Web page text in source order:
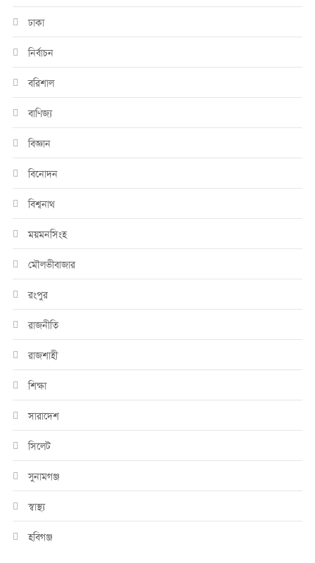
ঢাকা
নির্বাচন
বরিশাল
বাণিজ্য
বিজ্ঞান
বিনোদন
বিশ্বনাথ
ময়মনসিংহ
মৌলভীবাজার
রংপুর
রাজনীতি
রাজশাহী
শিক্ষা
সারাদেশ
সিলেট
সুনামগঞ্জ
স্বাস্থ্য
হবিগঞ্জ